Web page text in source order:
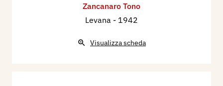
Zancanaro Tono
Levana - 1942
Visualizza scheda